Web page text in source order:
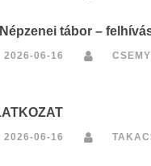
tábor –
2026-06-16
2026-06-16